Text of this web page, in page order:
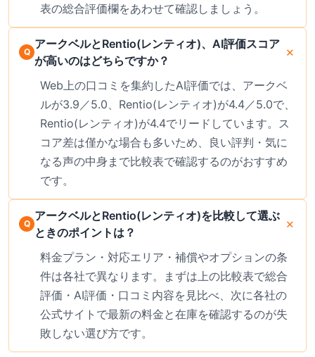
表の総合評価欄をあわせて確認しましょう。
アークベルとRentio(レンティオ)、AI評価スコア
が高いのはどちらですか？
Web上の口コミを集約したAI評価では、アークベ
ルが3.9／5.0、Rentio(レンティオ)が4.4／5.0で、
Rentio(レンティオ)が4.4でリードしています。ス
コア差は僅かな場合も多いため、良い評判・気に
なる声の中身まで比較表で確認するのがおすすめ
です。
アークベルとRentio(レンティオ)を比較して選ぶ
ときのポイントは？
料金プラン・対応エリア・補償やオプションの条
件は各社で異なります。まずは上の比較表で総合
評価・AI評価・口コミ内容を見比べ、次に各社の
公式サイトで最新の料金と在庫を確認するのが失
敗しない選び方です。